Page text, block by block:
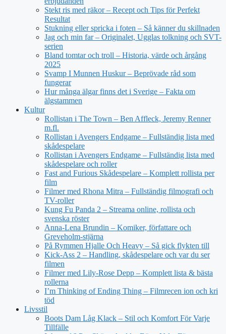
Stekt ris med räkor – Recept och Tips för Perfekt
Resultat
Stukning eller spricka i foten – Så känner du skillnaden
Jag och min far – Originalet, Ugglas tolkning och SVT-
serien
Bland tomtar och troll – Historia, värde och årgång
2025
Svamp I Munnen Huskur – Beprövade råd som
fungerar
Hur många älgar finns det i Sverige – Fakta om
älgstammen
Kultur
Rollistan i The Town – Ben Affleck, Jeremy Renner
m.fl.
Rollistan i Avengers Endgame – Fullständig lista med
skådespelare
Rollistan i Avengers Endgame – Fullständig lista med
skådespelare och roller
Fast and Furious Skådespelare – Komplett rollista per
film
Filmer med Rhona Mitra – Fullständig filmografi och
TV-roller
Kung Fu Panda 2 – Streama online, rollista och
svenska röster
Anna-Lena Brundin – Komiker, författare och
Greveholm-stjärna
På Rymmen Hjalle Och Heavy – Så gick flykten till
Kick-Ass 2 – Handling, skådespelare och var du ser
filmen
Filmer med Lily-Rose Depp – Komplett lista & bästa
rollerna
I’m Thinking of Ending Thing – Filmrecen ion och kri
töd
Livsstil
Boots Dam Låg Klack – Stil och Komfort För Varje
Tillfälle